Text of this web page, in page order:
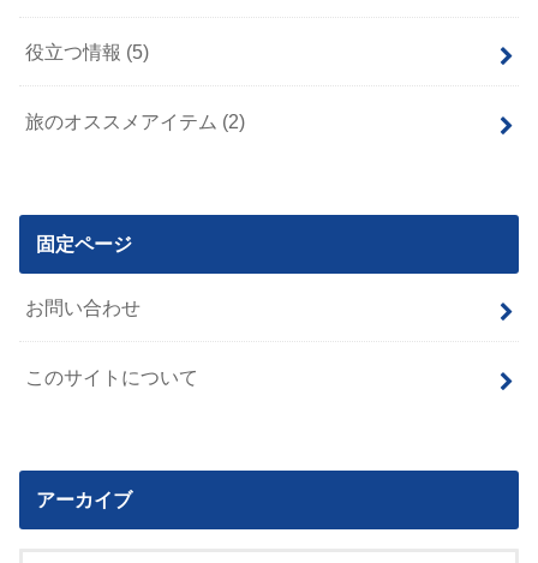
役立つ情報 (5)
旅のオススメアイテム (2)
固定ページ
お問い合わせ
このサイトについて
アーカイブ